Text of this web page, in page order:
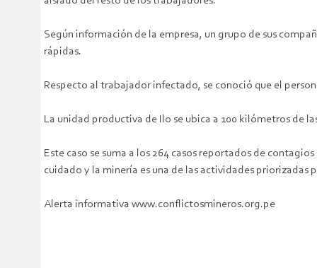
Según información de la empresa, un grupo de sus
rápidas.
Respecto al trabajador infectado, se conoció que el
La unidad productiva de Ilo se ubica a 100 kilómetros de
Este caso se suma a los 264 casos reportados de
cuidado y la minería es una de las actividades priorizadas
Alerta informativa www.conflictosmineros.org.pe